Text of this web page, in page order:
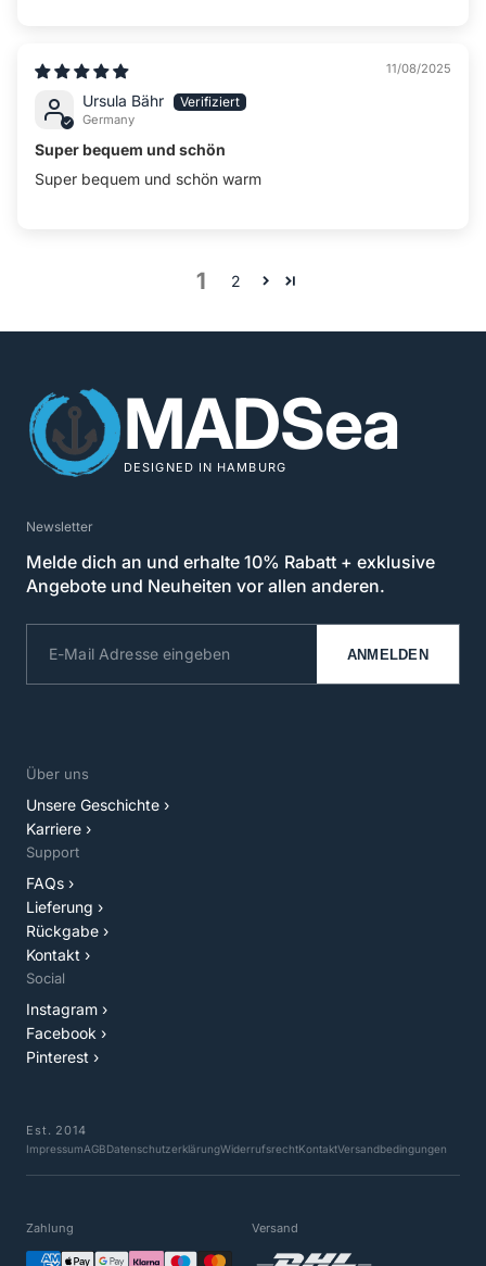
11/08/2025
Ursula Bähr
Germany
Super bequem und schön
Super bequem und schön warm
1 2
MADSea
DESIGNED IN HAMBURG
Newsletter
Melde dich an und erhalte 10% Rabatt + exklusive
Angebote und Neuheiten vor allen anderen.
ANMELDEN
Über uns
Unsere Geschichte ›
Karriere ›
Support
FAQs ›
Lieferung ›
Rückgabe ›
Kontakt ›
Social
Instagram ›
Facebook ›
Pinterest ›
Est. 2014
ImpressumAGBDatenschutzerklärungWiderrufsrechtKontaktVersandbedingungen
Zahlung Versand